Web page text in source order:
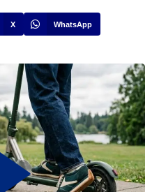
X WhatsApp